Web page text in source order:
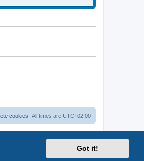
Got it!
t
p
a
s
t
t
l
t
All times are UTC+02:00
cookies